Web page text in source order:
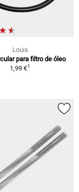
Louis
para filtro de óleo
1,99 €1